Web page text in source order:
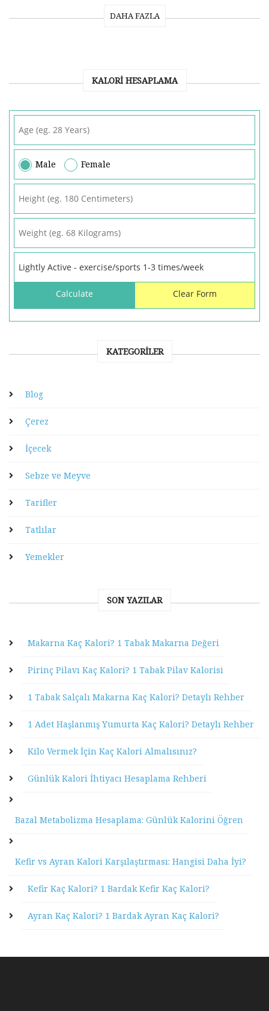
DAHA FAZLA
KALORI HESAPLAMA
Male Female
KATEGORILER
Blog
Çerez
İçecek
Sebze ve Meyve
Tarifler
Tatlılar
Yemekler
SON YAZILAR
Makarna Kaç Kalori? 1 Tabak Makarna Değeri
Pirinç Pilavı Kaç Kalori? 1 Tabak Pilav Kalorisi
1 Tabak Salçalı Makarna Kaç Kalori? Detaylı Rehber
1 Adet Haşlanmış Yumurta Kaç Kalori? Detaylı Rehber
Kilo Vermek İçin Kaç Kalori Almalısınız?
Günlük Kalori İhtiyacı Hesaplama Rehberi
Bazal Metabolizma Hesaplama: Günlük Kalorini Öğren
Kefir vs Ayran Kalori Karşılaştırması: Hangisi Daha İyi?
Kefir Kaç Kalori? 1 Bardak Kefir Kaç Kalori?
Ayran Kaç Kalori? 1 Bardak Ayran Kaç Kalori?